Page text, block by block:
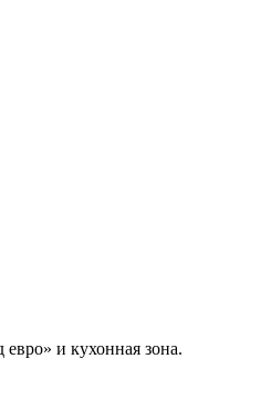
и кухонная зона.